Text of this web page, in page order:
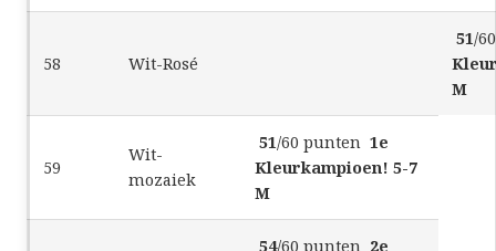
58 Wit-Rosé
51/
M
59
Wit-
mozaiek
51/60 punten 1e
Kleurkampioen! 5-7
M
54/60 punten 2e